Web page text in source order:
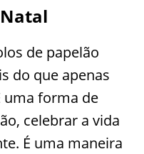
de papelão
do que apenas
uma forma de
celebrar a vida
É uma maneira